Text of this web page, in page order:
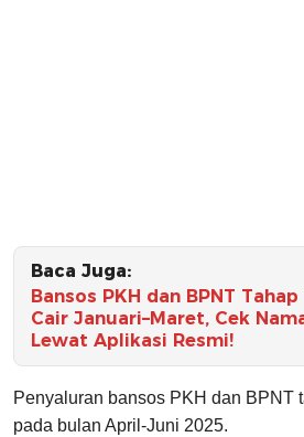
Baca Juga:
Bansos PKH dan BPNT
Cair Januari–Maret, Cek
Lewat Aplikasi Resmi!
Penyaluran bansos PKH dan BPNT
pada bulan April-Juni 2025.